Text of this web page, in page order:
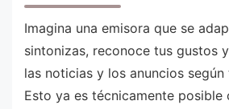
Imagina una emisora que se
sintonizas, reconoce tus gustos
las noticias y los anuncios según
Esto ya es técnicamente